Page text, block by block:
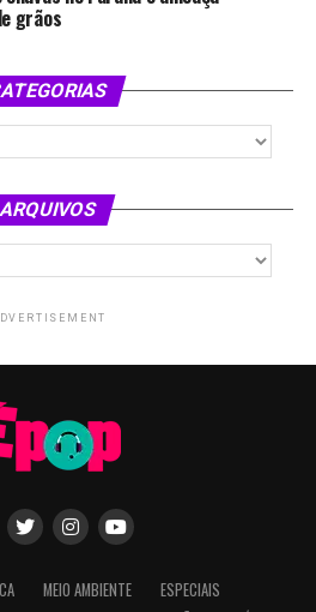
grãos
ARQUIVOS
MEIO AMBIENTE
ESPECIAIS